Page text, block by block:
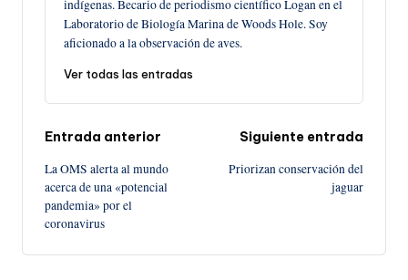
indígenas. Becario de periodismo científico Logan en el
Laboratorio de Biología Marina de Woods Hole. Soy
aficionado a la observación de aves.
Ver todas las entradas
Navegación
de
entradas
Entrada anterior
La OMS alerta al mundo
acerca de una «potencial
pandemia» por el
coronavirus
Siguiente entrada
Priorizan conservación del
jaguar